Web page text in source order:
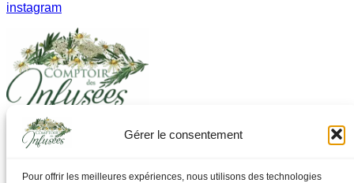
Gérer le consentement
Pour offrir les meilleures expériences, nous utilisons des technologies
instagram
Laissez-vous guider pour trouver ce dont vous avez
besoin